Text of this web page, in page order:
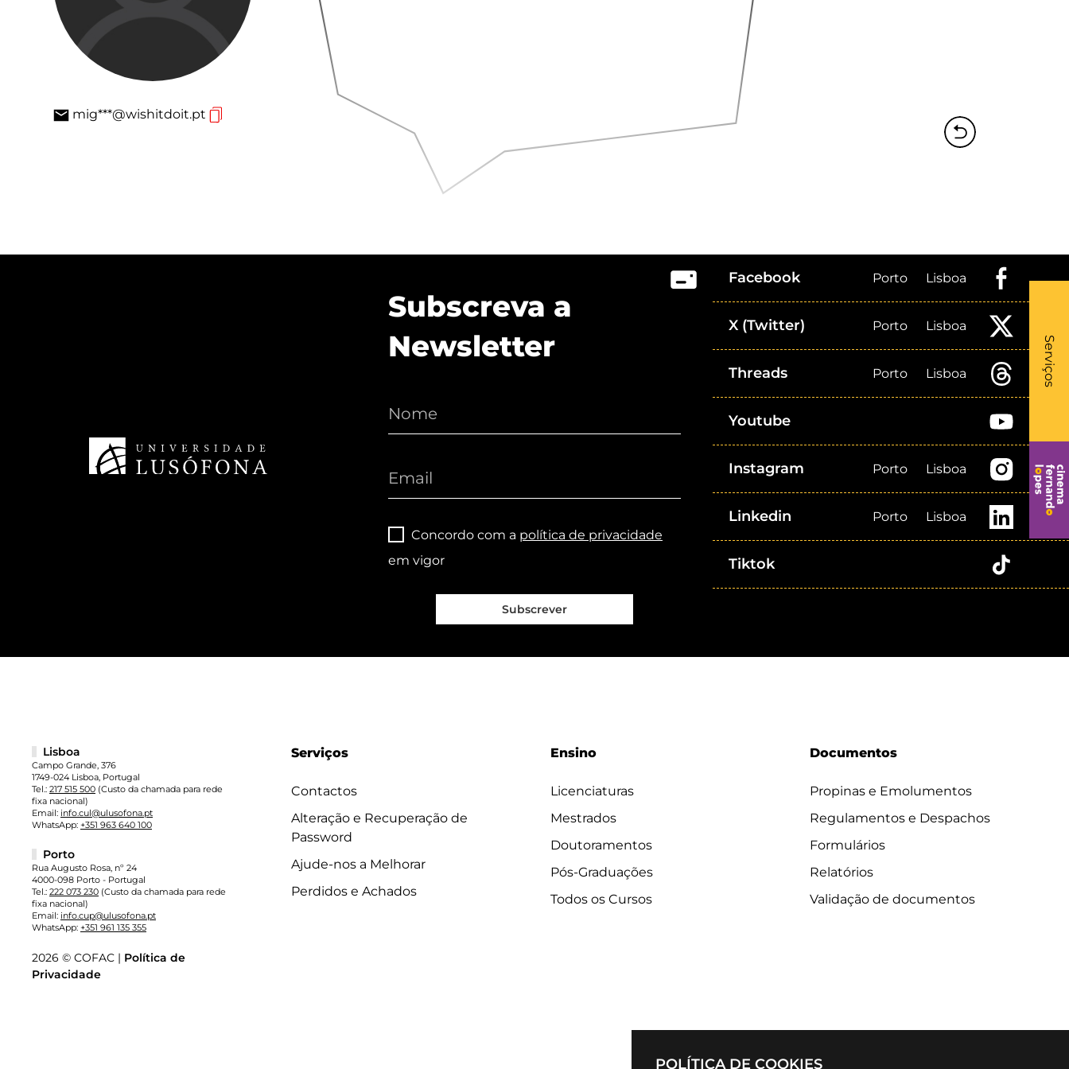
Serviços
-
mig***@wishitdoit.pt
POLÍTICA DE COOKIES
Subscreva a
Newsletter
Concordo com a política de privacidade
em vigor
Subscrever
Facebook Porto Lisboa
X (Twitter) Porto Lisboa
Threads Porto Lisboa
Youtube
Instagram Porto Lisboa
Linkedin Porto Lisboa
Tiktok
Serviços
Contactos
Alteração e Recuperação de
Password
Ajude-nos a Melhorar
Perdidos e Achados
Ensino
Licenciaturas
Mestrados
Doutoramentos
Pós-Graduações
Todos os Cursos
Documentos
Propinas e Emolumentos
Regulamentos e Despachos
Formulários
Relatórios
Validação de documentos
Lisboa
Campo Grande, 376
1749-024 Lisboa, Portugal
Tel.: 217 515 500 (Custo da chamada para rede
fixa nacional)
Email: info.cul@ulusofona.pt
WhatsApp: +351 963 640 100
Porto
Rua Augusto Rosa, nº 24
4000-098 Porto - Portugal
Tel.: 222 073 230 (Custo da chamada para rede
fixa nacional)
Email: info.cup@ulusofona.pt
WhatsApp: +351 961 135 355
2026 © COFAC | Política de
Privacidade